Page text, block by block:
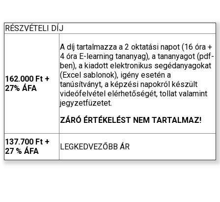
RÉSZVÉTELI DÍJ
162.000 Ft +
27% ÁFA
A díj tartalmazza a 2 oktatási napot (16 óra +
4 óra E-learning tananyag), a tananyagot (pdf-
ben), a kiadott elektronikus segédanyagokat
(Excel sablonok), igény esetén a
tanúsítványt, a képzési napokról készült
videófelvétel elérhetőségét, tollat valamint
jegyzetfüzetet.
ZÁRÓ ÉRTÉKELÉST NEM TARTALMAZ!
137.700 Ft +
27 % ÁFA
LEGKEDVEZŐBB ÁR